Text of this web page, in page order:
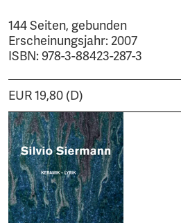
144 Seiten, gebunden
Erscheinungsjahr: 2007
ISBN: 978-3-88423-287-3
EUR 19,80 (D)